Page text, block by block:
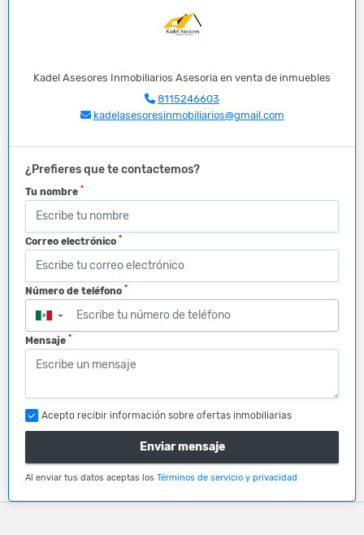
Kadel Asesores Inmobiliarios Asesoria en venta de inmuebles
8115246603
kadelasesoresinmobiliarios@gmail.com
¿Prefieres que te contactemos?
Tu nombre *
Correo electrónico *
Número de teléfono *
▼
Mensaje *
Acepto recibir información sobre ofertas inmobiliarias
Enviar mensaje
Al enviar tus datos aceptas los Términos de servicio y privacidad